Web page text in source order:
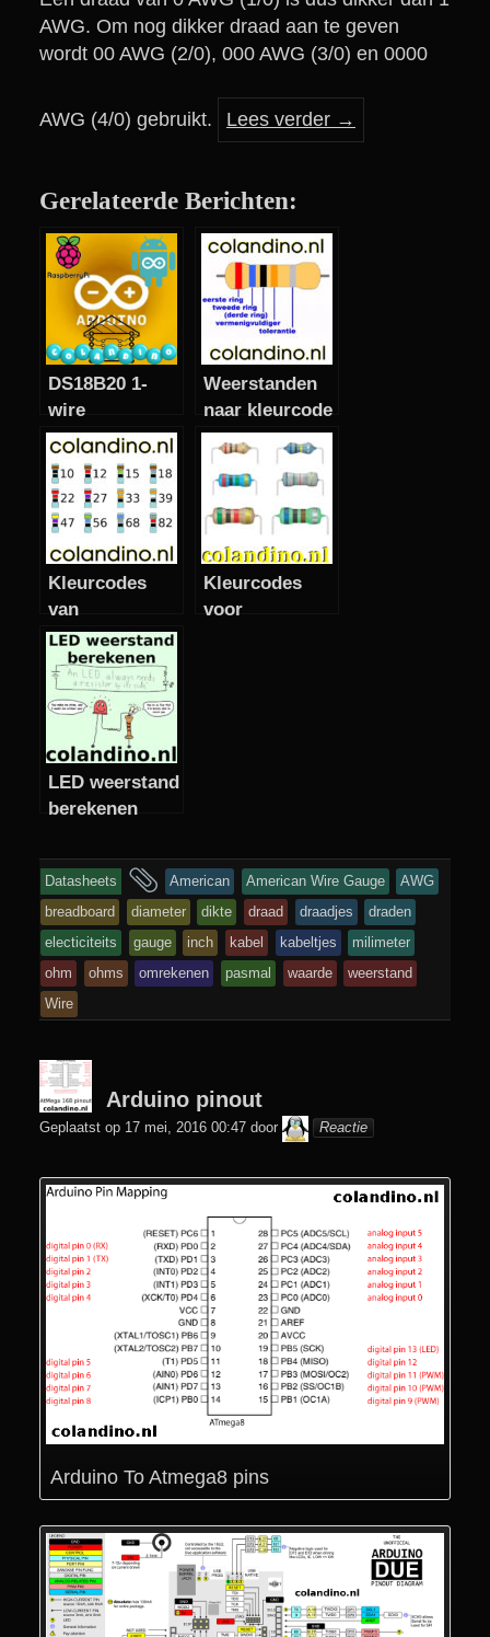
AWG. Om nog dikker draad aan te geven
wordt 00 AWG (2/0), 000 AWG (3/0) en 0000
AWG (4/0) gebruikt. Lees verder →
Gerelateerde Berichten:
DS18B20 1-
wire
temperatuur
sensor
Weerstanden
naar kleurcode
E24 serie
Kleurcodes
van
weerstanden
uit de E12
serie
Kleurcodes
voor
LED weerstand
berekenen
Datasheets
en
getagd
American American Wire Gauge
AWG
breadboard
diameter dikte draad draadjes
draden
electiciteits
gauge inch kabel kabeltjes
milimeter
ohm
ohms omrekenen pasmal waarde
weerstand
Wire
Arduino pinout
Geplaatst op 17 mei, 2016 00:47 door colani
Reactie
Arduino To Atmega8 pins